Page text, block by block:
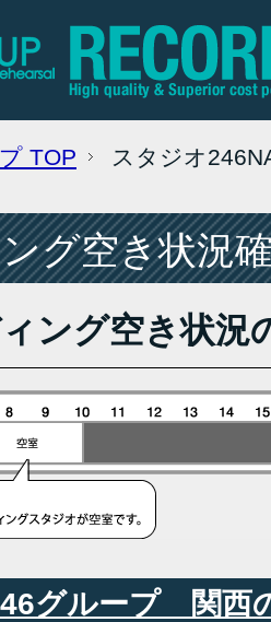
TOP スタジオ
グ空き状況
ング空き状況
グループ 関西